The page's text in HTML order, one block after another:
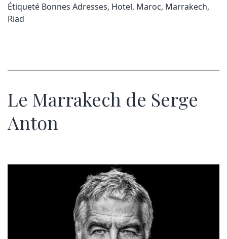
Étiqueté Bonnes Adresses, Hotel, Maroc, Marrakech,
Riad
Le Marrakech de Serge
Anton